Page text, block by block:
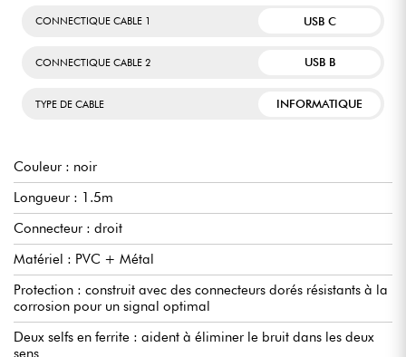
CONNECTIQUE CABLE 1 USB C
CONNECTIQUE CABLE 2 USB B
TYPE DE CABLE INFORMATIQUE
Couleur : noir
Longueur : 1.5m
Connecteur : droit
Matériel : PVC + Métal
Protection : construit avec des connecteurs dorés résistants à la
corrosion pour un signal optimal
Deux selfs en ferrite : aident à éliminer le bruit dans les deux
sens